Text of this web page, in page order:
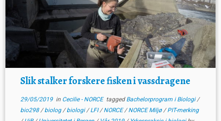
Slik stalker forskere fisken i vassdragene
29/05/2019in Cecilie - NORCE tagged Bachelorprogram i Biologi/
bio298/biolog/biologi/LFI/NORCE/NORCE Miljø/PIT-merking